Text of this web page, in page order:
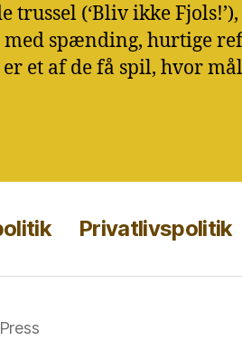
trussel (‘Bliv ikke
spænding, hurtige
er et af de få spil, hvor
Privatlivspolitik